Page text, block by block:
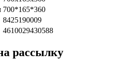
700*165*360
8425190009
4610029430588
рассылку